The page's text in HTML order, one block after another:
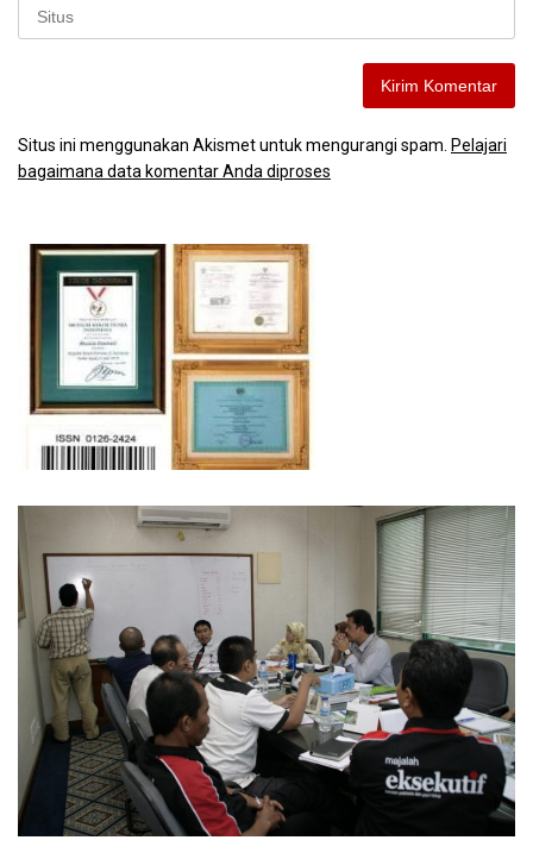
Situs ini menggunakan Akismet untuk mengurangi spam. Pelajari
bagaimana data komentar Anda diproses